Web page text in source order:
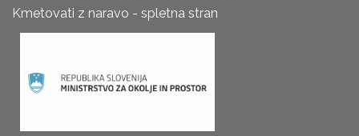
Kmetovati z naravo - spletna stran